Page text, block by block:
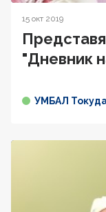
15 окт 2019
"Дневник
УМБАЛ